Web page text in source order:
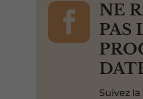

NE
PAS
Suivez la